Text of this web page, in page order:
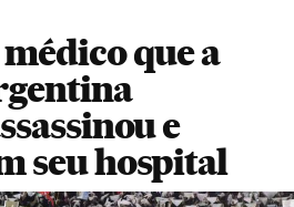
que a
e
seu hospital